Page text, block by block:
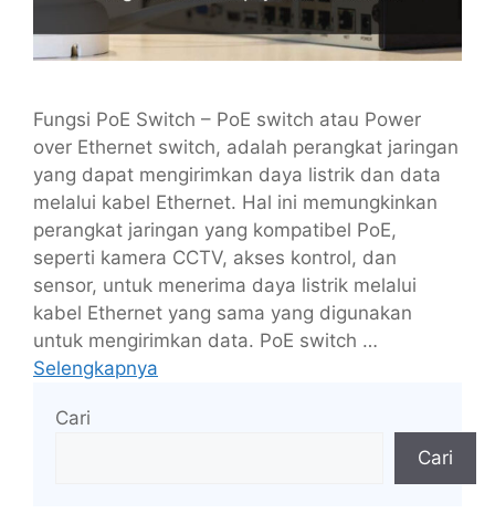
Fungsi PoE Switch – PoE switch atau Power
over Ethernet switch, adalah perangkat jaringan
yang dapat mengirimkan daya listrik dan data
melalui kabel Ethernet. Hal ini memungkinkan
perangkat jaringan yang kompatibel PoE,
seperti kamera CCTV, akses kontrol, dan
sensor, untuk menerima daya listrik melalui
kabel Ethernet yang sama yang digunakan
untuk mengirimkan data. PoE switch …
Selengkapnya
Cari
Cari